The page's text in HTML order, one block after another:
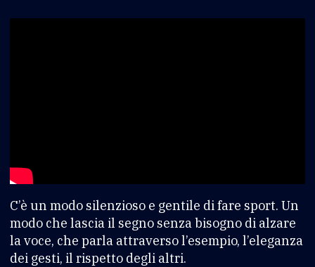
C’è un modo silenzioso e gentile di fare sport. Un
modo che lascia il segno senza bisogno di alzare
la voce, che parla attraverso l’esempio, l’eleganza
dei gesti, il rispetto degli altri.